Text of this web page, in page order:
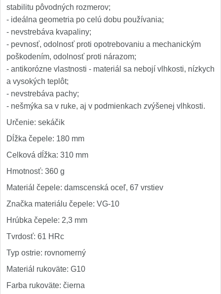
stabilitu pôvodných rozmerov;
- ideálna geometria po celú dobu používania;
- nevstrebáva kvapaliny;
- pevnosť, odolnosť proti opotrebovaniu a mechanickým
poškodením, odolnosť proti nárazom;
- antikorózne vlastnosti - materiál sa nebojí vlhkosti, nízkych
a vysokých teplôt;
- nevstrebáva pachy;
- nešmýka sa v ruke, aj v podmienkach zvýšenej vlhkosti.
Určenie: sekáčik
Dĺžka čepele: 180 mm
Celková dĺžka: 310 mm
Hmotnosť: 360 g
Materiál čepele: damscenská oceľ, 67 vrstiev
Značka materiálu čepele: VG-10
Hrúbka čepele: 2,3 mm
Tvrdosť: 61 HRc
Typ ostrie: rovnomerný
Materiál rukoväte: G10
Farba rukoväte: čierna